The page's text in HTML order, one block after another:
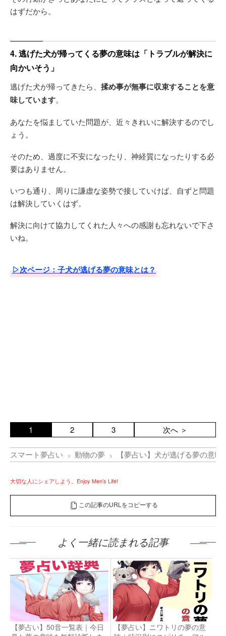
はずだから。
4. 逃げた犬が帰ってくる夢の意味は「トラブルが解決に
向かいそう」
逃げた犬が帰ってきたら、 揉め事が無事に収束することを意
味しています。
あなたを悩ましていた問題が、近々きれいに解決するのでし
ょう。
そのため、過度に不安になったり、神経質になったりする必
要はありません。
いつも通り、周りに謙虚な姿勢で接していけば、自ずと問題
は解決していくはず。
解決に向けて協力してくれた人々への感謝も忘れないで下さ
いね。
▷次ページ：子犬が逃げる夢の意味とは？
1 2 3 次へ ＞
スマート夢占い 動物の夢 【夢占い】犬が逃げる夢の意
大切な人にシェアしよう。Enjoy Men’s Life!
この記事のURLをコピーする
よく一緒に読まれる記事
【夢占い】50音一覧表｜今日
【夢占い】ニワトリの夢の意